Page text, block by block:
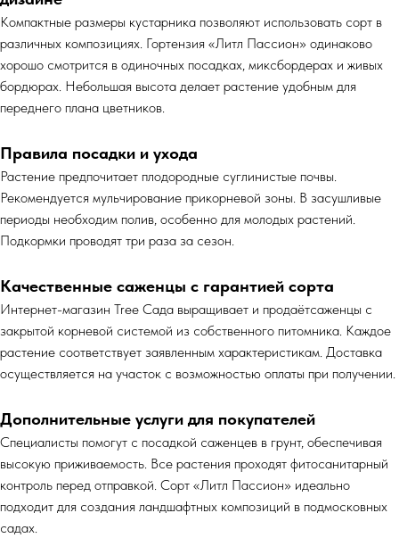
Компактные размеры кустарника позволяют использовать сорт в
различных композициях. Гортензия «Литл Пассион» одинаково
хорошо смотрится в одиночных посадках, миксбордерах и живых
бордюрах. Небольшая высота делает растение удобным для
переднего плана цветников.
Правила посадки и ухода
Растение предпочитает плодородные суглинистые почвы.
Рекомендуется мульчирование прикорневой зоны. В засушливые
периоды необходим полив, особенно для молодых растений.
Подкормки проводят три раза за сезон.
Качественные саженцы с гарантией сорта
Интернет-магазин Tree Сада выращивает и продаётсаженцы с
закрытой корневой системой из собственного питомника. Каждое
растение соответствует заявленным характеристикам. Доставка
осуществляется на участок с возможностью оплаты при получении.
Дополнительные услуги для покупателей
Специалисты помогут с посадкой саженцев в грунт, обеспечивая
высокую приживаемость. Все растения проходят фитосанитарный
контроль перед отправкой. Сорт «Литл Пассион» идеально
подходит для создания ландшафтных композиций в подмосковных
садах.